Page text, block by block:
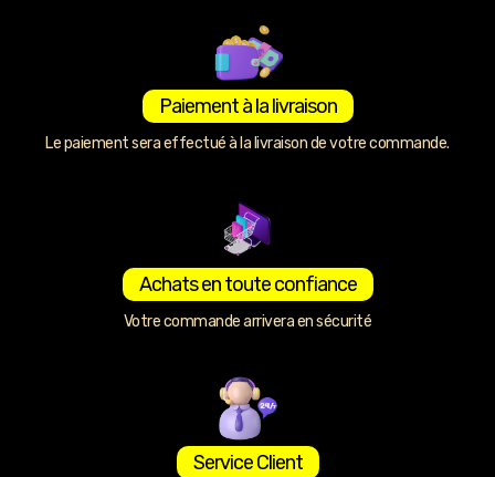
Paiement à la livraison
Le paiement sera effectué à la livraison de votre commande.
Achats en toute confiance
Votre commande arrivera en sécurité
Service Client